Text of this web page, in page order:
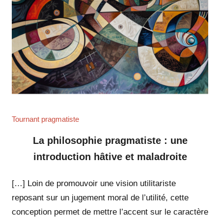
Tournant pragmatiste
La philosophie pragmatiste : une
introduction hâtive et maladroite
[…] Loin de promouvoir une vision utilitariste
reposant sur un jugement moral de l’utilité, cette
conception permet de mettre l’accent sur le caractère